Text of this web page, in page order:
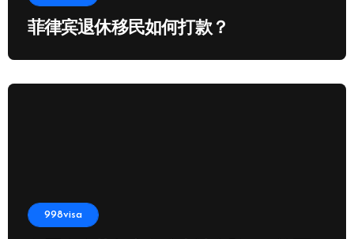
菲律宾退休移民如何打款？
998visa